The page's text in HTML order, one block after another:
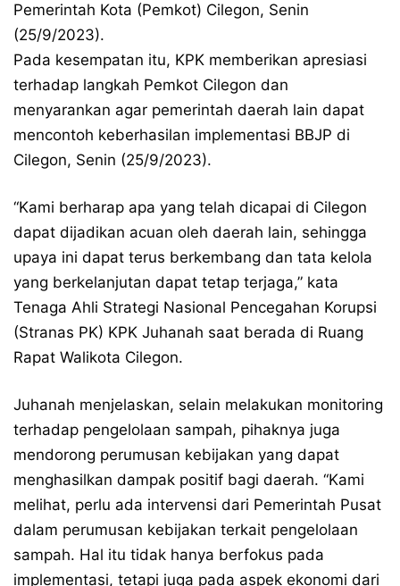
Pemerintah Kota (Pemkot) Cilegon, Senin
(25/9/2023).
Pada kesempatan itu, KPK memberikan apresiasi
terhadap langkah Pemkot Cilegon dan
menyarankan agar pemerintah daerah lain dapat
mencontoh keberhasilan implementasi BBJP di
Cilegon, Senin (25/9/2023).
“Kami berharap apa yang telah dicapai di Cilegon
dapat dijadikan acuan oleh daerah lain, sehingga
upaya ini dapat terus berkembang dan tata kelola
yang berkelanjutan dapat tetap terjaga,” kata
Tenaga Ahli Strategi Nasional Pencegahan Korupsi
(Stranas PK) KPK Juhanah saat berada di Ruang
Rapat Walikota Cilegon.
Juhanah menjelaskan, selain melakukan monitoring
terhadap pengelolaan sampah, pihaknya juga
mendorong perumusan kebijakan yang dapat
menghasilkan dampak positif bagi daerah. “Kami
melihat, perlu ada intervensi dari Pemerintah Pusat
dalam perumusan kebijakan terkait pengelolaan
sampah. Hal itu tidak hanya berfokus pada
implementasi, tetapi juga pada aspek ekonomi dari